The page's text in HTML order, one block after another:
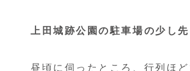
上田城跡公園の駐車場の少し先
昼頃に伺ったところ、行列ほ